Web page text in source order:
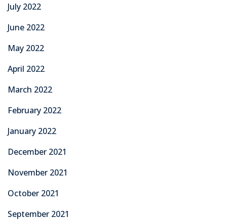
July 2022
June 2022
May 2022
April 2022
March 2022
February 2022
January 2022
December 2021
November 2021
October 2021
September 2021